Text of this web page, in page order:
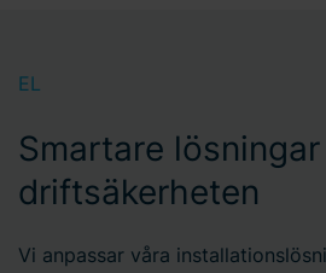
EL
Smartare
driftsäkerheten
Vi anpassar våra